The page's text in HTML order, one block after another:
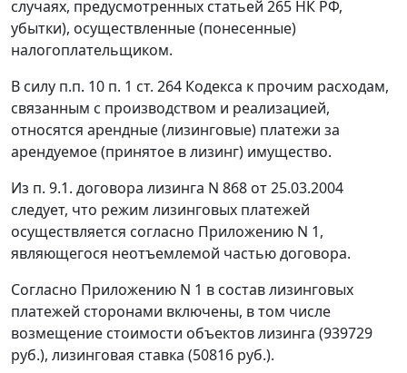
случаях, предусмотренных статьей 265 НК РФ,
убытки), осуществленные (понесенные)
налогоплательщиком.
В силу п.п. 10 п. 1 ст. 264 Кодекса к прочим расходам,
связанным с производством и реализацией,
относятся арендные (лизинговые) платежи за
арендуемое (принятое в лизинг) имущество.
Из п. 9.1. договора лизинга N 868 от 25.03.2004
следует, что режим лизинговых платежей
осуществляется согласно Приложению N 1,
являющегося неотъемлемой частью договора.
Согласно Приложению N 1 в состав лизинговых
платежей сторонами включены, в том числе
возмещение стоимости объектов лизинга (939729
руб.), лизинговая ставка (50816 руб.).